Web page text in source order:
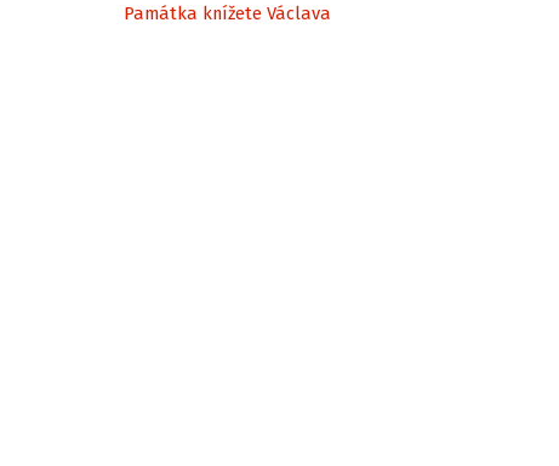
Památka knížete Václava